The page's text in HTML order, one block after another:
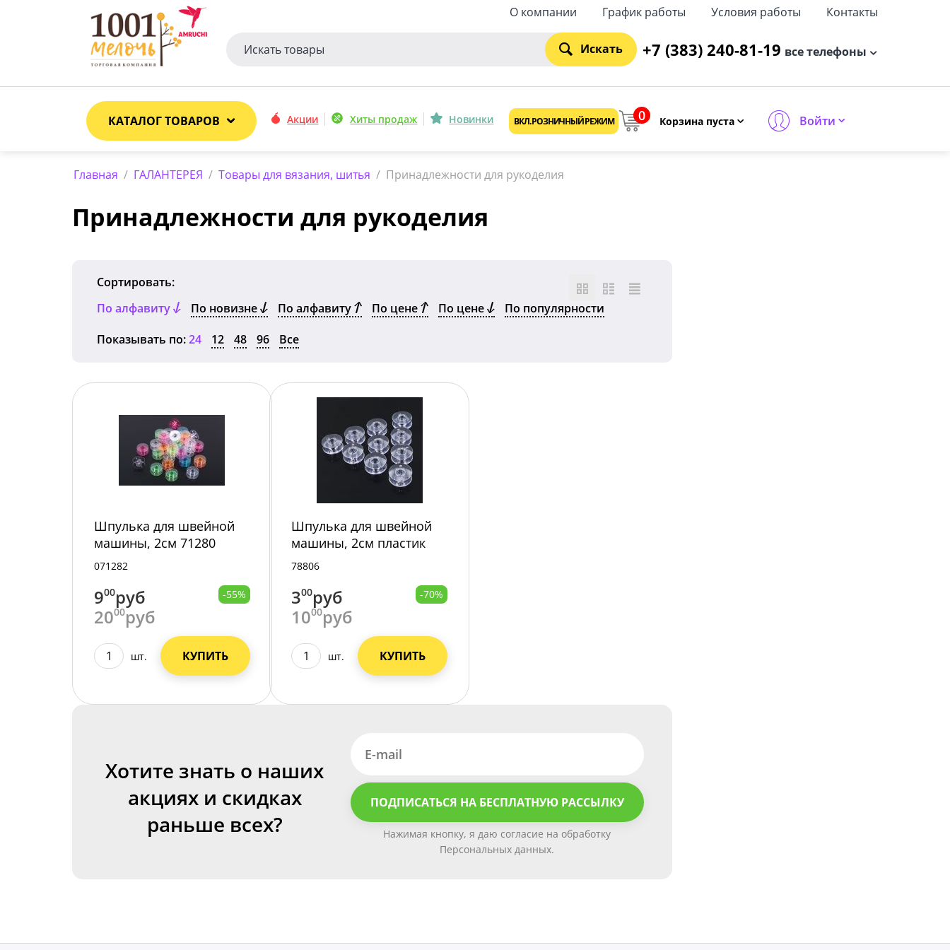
О компании График работы Условия работы Контакты
Искать +7 (383) 240-81-19 все телефоны
КАТАЛОГ ТОВАРОВ Акции Хиты продаж Новинки ВКЛ. РОЗНИЧНЫЙ РЕЖИМ 0 Корзина пуста Войти
Главная / ГАЛАНТЕРЕЯ / Товары для вязания, шитья / Принадлежности для рукоделия
Принадлежности для рукоделия
Сортировать:
По алфавиту
По новизне По алфавиту По цене По цене
По популярности
Показывать по:24 12 48 96 Все
Шпулька для швейной
машины, 2см 71280
/5000/100
071282
900руб
2000руб
-55%
шт. КУПИТЬ
Шпулька для швейной
машины, 2см пластик
235-78 /10000/100/
78806
300руб
1000руб
-70%
шт. КУПИТЬ
Хотите знать о наших
акциях и скидках
раньше всех?
ПОДПИСАТЬСЯ НА БЕСПЛАТНУЮ РАССЫЛКУ
Нажимая кнопку, я даю согласие на обработку
Персональных данных.